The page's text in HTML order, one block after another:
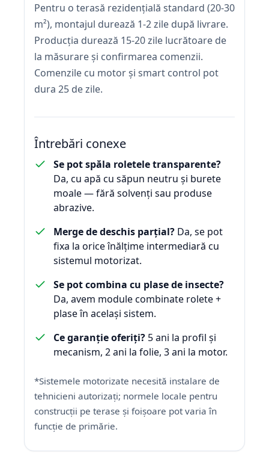
Pentru o terasă rezidențială standard (20-30
m²), montajul durează 1-2 zile după livrare.
Producția durează 15-20 zile lucrătoare de
la măsurare și confirmarea comenzii.
Comenzile cu motor și smart control pot
dura 25 de zile.
Întrebări conexe
Se pot spăla roletele transparente?
Da, cu apă cu săpun neutru și burete
moale — fără solvenți sau produse
abrazive.
Merge de deschis parțial? Da, se pot
fixa la orice înălțime intermediară cu
sistemul motorizat.
Se pot combina cu plase de insecte?
Da, avem module combinate rolete +
plase în același sistem.
Ce garanție oferiți? 5 ani la profil și
mecanism, 2 ani la folie, 3 ani la motor.
*Sistemele motorizate necesită instalare de
tehnicieni autorizați; normele locale pentru
construcții pe terase și foișoare pot varia în
funcție de primărie.